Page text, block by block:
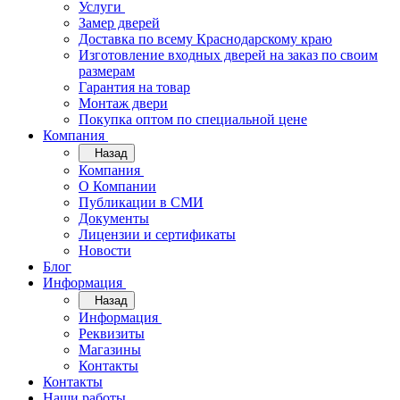
Услуги
Замер дверей
Доставка по всему Краснодарскому краю
Изготовление входных дверей на заказ по своим
размерам
Гарантия на товар
Монтаж двери
Покупка оптом по специальной цене
Компания
Назад
Компания
О Компании
Публикации в СМИ
Документы
Лицензии и сертификаты
Новости
Блог
Информация
Назад
Информация
Реквизиты
Магазины
Контакты
Контакты